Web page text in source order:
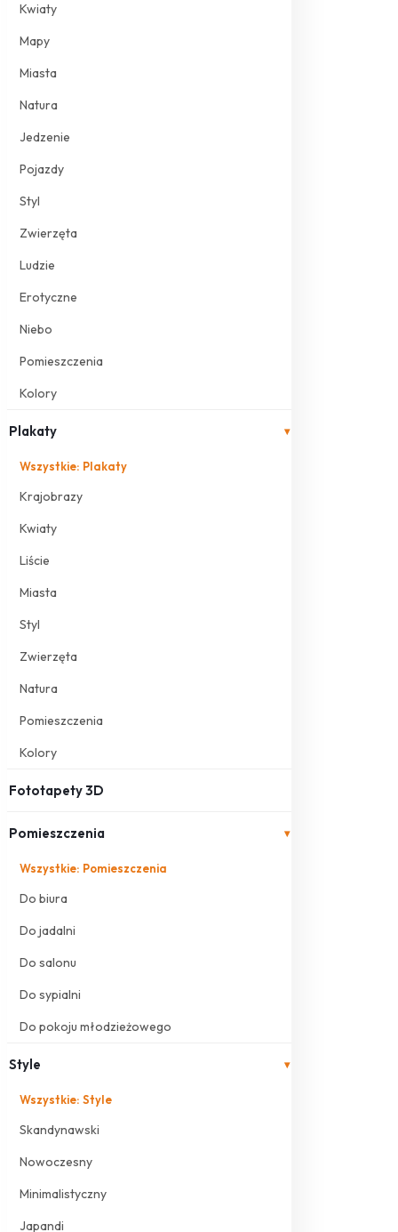
Kwiaty
Mapy
Miasta
Natura
Jedzenie
Pojazdy
Styl
Zwierzęta
Ludzie
Erotyczne
Niebo
Pomieszczenia
Kolory
Plakaty ▾
Wszystkie: Plakaty
Krajobrazy
Kwiaty
Liście
Miasta
Styl
Zwierzęta
Natura
Pomieszczenia
Kolory
Fototapety 3D
Pomieszczenia ▾
Wszystkie: Pomieszczenia
Do biura
Do jadalni
Do salonu
Do sypialni
Do pokoju młodzieżowego
Style ▾
Wszystkie: Style
Skandynawski
Nowoczesny
Minimalistyczny
Japandi